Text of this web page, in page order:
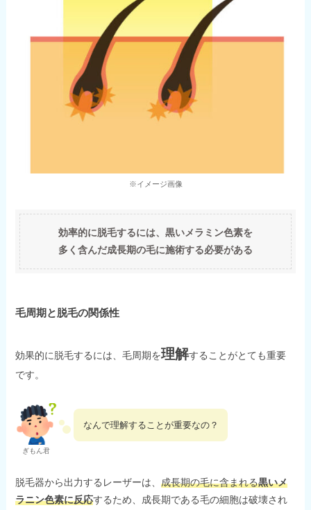
※イメージ画像
効率的に脱毛するには、黒いメラミン色素を
多く含んだ成長期の毛に施術する必要がある
毛周期と脱毛の関係性
効果的に脱毛するには、毛周期を理解することがとても重要
です。
ぎもん君
なんで理解することが重要なの？
脱毛器から出力するレーザーは、成長期の毛に含まれる黒いメ
ラニン色素に反応するため、成長期である毛の細胞は破壊され